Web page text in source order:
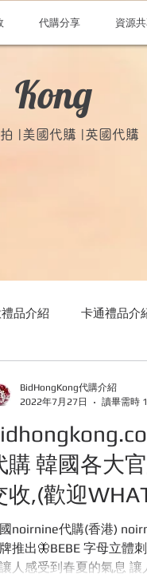
代購分享 資源
|美國代購 |英國代購
品介紹 卡通禮品介
日本代購網站
購 韓國各大
收,(歡迎
訊報價)
代購(香港) noirnine 🔥🔥韓國潮牌
推出🦋BEBE 字母立體
人感受到春夏的氣息 讓
BidHongKong代購介紹
2022年7月27日
讀畢需時